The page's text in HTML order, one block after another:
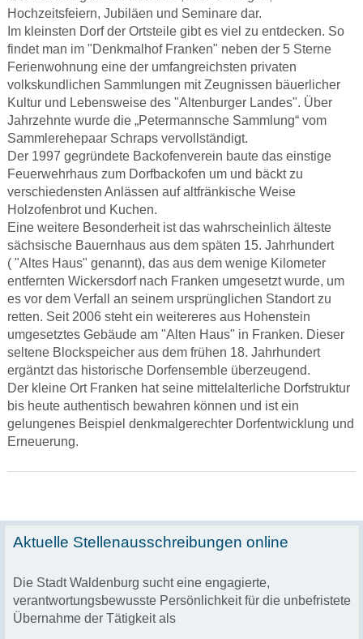
Hochzeitsfeiern, Jubiläen und Seminare dar.
Im kleinsten Dorf der Ortsteile gibt es viel zu entdecken. So
findet man im "Denkmalhof Franken" neben der 5 Sterne
Ferienwohnung eine der umfangreichsten privaten
volkskundlichen Sammlungen mit Zeugnissen bäuerlicher
Kultur und Lebensweise des "Altenburger Landes". Über
Jahrzehnte wurde die „Petermannsche Sammlung“ vom
Sammlerehepaar Schraps vervollständigt.
Der 1997 gegründete Backofenverein baute das einstige
Feuerwehrhaus zum Dorfbackofen um und bäckt zu
verschiedensten Anlässen auf altfränkische Weise
Holzofenbrot und Kuchen.
Eine weitere Besonderheit ist das wahrscheinlich älteste
sächsische Bauernhaus aus dem späten 15. Jahrhundert
( "Altes Haus" genannt), das aus dem wenige Kilometer
entfernten Wickersdorf nach Franken umgesetzt wurde, um
es vor dem Verfall an seinem ursprünglichen Standort zu
retten. Seit 2006 steht ein weitereres aus Hohenstein
umgesetztes Gebäude am "Alten Haus" in Franken. Dieser
seltene Blockspeicher aus dem frühen 18. Jahrhundert
ergäntzt das historische Dorfensemble überzeugend.
Der kleine Ort Franken hat seine mittelalterliche Dorfstruktur
bis heute authentisch bewahren können und ist ein
gelungenes Beispiel denkmalgerechter Dorfentwicklung und
Erneuerung.
Aktuelle Stellenausschreibungen online
Die Stadt Waldenburg sucht eine engagierte,
verantwortungsbewusste Persönlichkeit für die unbefristete
Übernahme der Tätigkeit als